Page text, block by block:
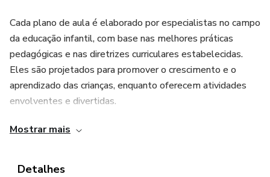
Cada plano de aula é elaborado por especialistas no campo
da educação infantil, com base nas melhores práticas
pedagógicas e nas diretrizes curriculares estabelecidas.
Eles são projetados para promover o crescimento e o
aprendizado das crianças, enquanto oferecem atividades
envolventes e divertidas.
Com essa coleção abrangente, você terá acesso a uma
ciências, arte, música, movimento e muito mais. Cada plano
Mostrar mais
Detalhes